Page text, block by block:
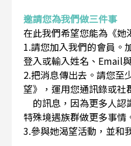
邀請您為我們做三件事
在此我們希望您能為《她
1.請您加入我們的會員。
登入或輸入姓名、Email
2.把消息傳出去。請您至
望》，運用您通訊錄或社
的訊息，因為更多人認
特殊境遇族群做更多事情
3.參與她渴望活動，並和